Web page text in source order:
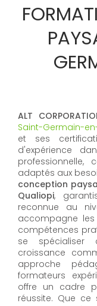
ALT
Saint-Germain-
et ses
d'expérience
adaptés aux
conception
Qualiopi,
reconnue au
accompagne
compétences
se spécialiser
croissance
approche
formateurs
offre un cadre
réussite. Que